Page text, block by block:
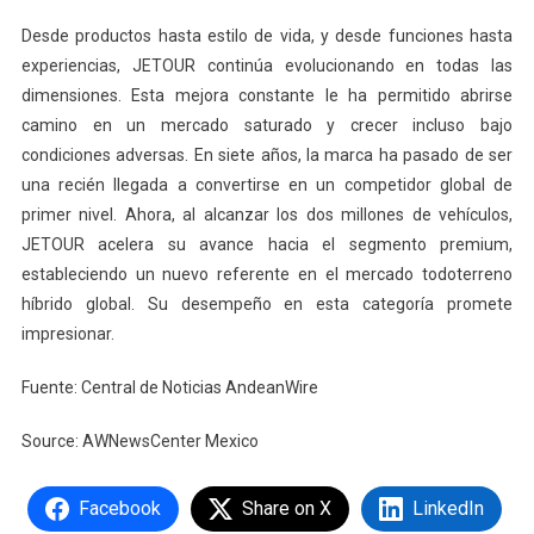
Desde productos hasta estilo de vida, y desde funciones hasta
experiencias, JETOUR continúa evolucionando en todas las
dimensiones. Esta mejora constante le ha permitido abrirse
camino en un mercado saturado y crecer incluso bajo
condiciones adversas. En siete años, la marca ha pasado de ser
una recién llegada a convertirse en un competidor global de
primer nivel. Ahora, al alcanzar los dos millones de vehículos,
JETOUR acelera su avance hacia el segmento premium,
estableciendo un nuevo referente en el mercado todoterreno
híbrido global. Su desempeño en esta categoría promete
impresionar.
Fuente: Central de Noticias AndeanWire
Source: AWNewsCenter Mexico
Facebook Share on X LinkedIn